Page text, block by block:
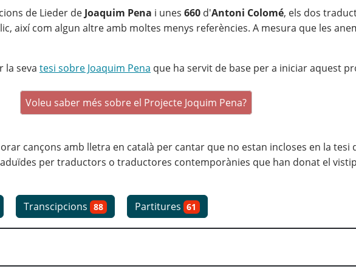
de Lieder de Joaquim Pena i unes 660 d'Antoni Colomé, els dos
així com algun altre amb moltes menys referències. A mesura que les
la seva tesi sobre Joaquim Pena que ha servit de base per a iniciar aquest
Voleu saber més sobre el Projecte Joquim Pena?
cançons amb lletra en català per cantar que no estan incloses en la tesi
per traductors o traductores contemporànies que han donat el
Transcipcions 88 Partitures 61